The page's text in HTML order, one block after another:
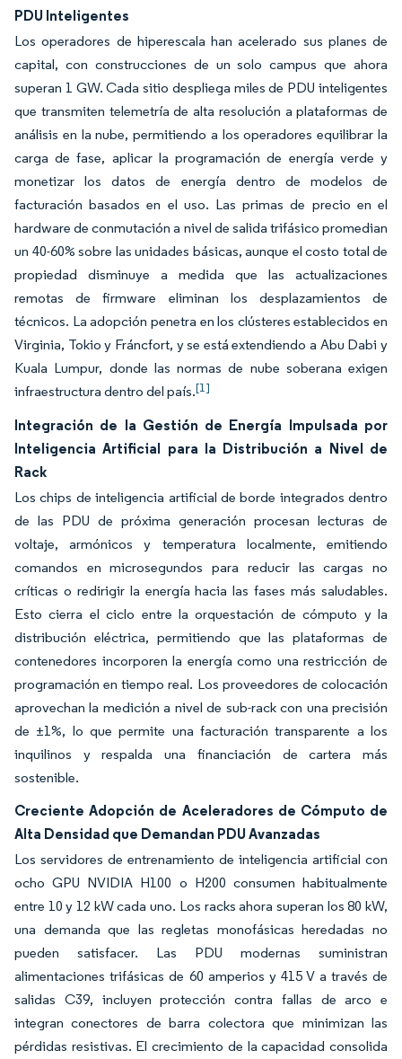
PDU Inteligentes
Los operadores de hiperescala han acelerado sus planes de
capital, con construcciones de un solo campus que ahora
superan 1 GW. Cada sitio despliega miles de PDU inteligentes
que transmiten telemetría de alta resolución a plataformas de
análisis en la nube, permitiendo a los operadores equilibrar la
carga de fase, aplicar la programación de energía verde y
monetizar los datos de energía dentro de modelos de
facturación basados en el uso. Las primas de precio en el
hardware de conmutación a nivel de salida trifásico promedian
un 40-60% sobre las unidades básicas, aunque el costo total de
propiedad disminuye a medida que las actualizaciones
remotas de firmware eliminan los desplazamientos de
técnicos. La adopción penetra en los clústeres establecidos en
Virginia, Tokio y Fráncfort, y se está extendiendo a Abu Dabi y
Kuala Lumpur, donde las normas de nube soberana exigen
infraestructura dentro del país.[1]
Integración de la Gestión de Energía Impulsada por
Inteligencia Artificial para la Distribución a Nivel de
Rack
Los chips de inteligencia artificial de borde integrados dentro
de las PDU de próxima generación procesan lecturas de
voltaje, armónicos y temperatura localmente, emitiendo
comandos en microsegundos para reducir las cargas no
críticas o redirigir la energía hacia las fases más saludables.
Esto cierra el ciclo entre la orquestación de cómputo y la
distribución eléctrica, permitiendo que las plataformas de
contenedores incorporen la energía como una restricción de
programación en tiempo real. Los proveedores de colocación
aprovechan la medición a nivel de sub-rack con una precisión
de ±1%, lo que permite una facturación transparente a los
inquilinos y respalda una financiación de cartera más
sostenible.
Creciente Adopción de Aceleradores de Cómputo de
Alta Densidad que Demandan PDU Avanzadas
Los servidores de entrenamiento de inteligencia artificial con
ocho GPU NVIDIA H100 o H200 consumen habitualmente
entre 10 y 12 kW cada uno. Los racks ahora superan los 80 kW,
una demanda que las regletas monofásicas heredadas no
pueden satisfacer. Las PDU modernas suministran
alimentaciones trifásicas de 60 amperios y 415 V a través de
salidas C39, incluyen protección contra fallas de arco e
integran conectores de barra colectora que minimizan las
pérdidas resistivas. El crecimiento de la capacidad consolida